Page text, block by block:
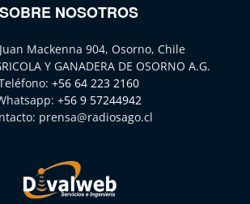
SOBRE NOSOTROS
Mackenna 904, Osorno, Chile
Y GANADERA DE OSORNO A.G.
+56 64 223 2160
+56 9 57244942
prensa@radiosago.cl